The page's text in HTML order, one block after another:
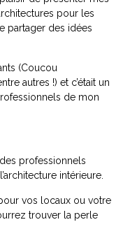
pour les
partager des idées
(Coucou
autres !) et c’était un
de mon
professionnels
intérieure.
vos locaux ou votre
trouver la perle